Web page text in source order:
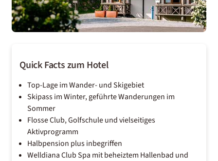
Quick Facts zum Hotel
Top-Lage im Wander- und Skigebiet
Skipass im Winter, geführte Wanderungen im
Sommer
Flosse Club, Golfschule und vielseitiges
Aktivprogramm
Halbpension plus inbegriffen
Welldiana Club Spa mit beheiztem Hallenbad und